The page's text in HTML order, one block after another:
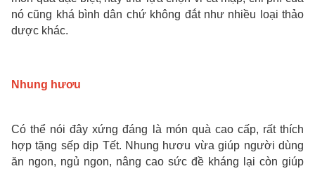
nó cũng khá bình dân chứ không đắt như nhiều loại thảo
dược khác.
Nhung hươu
Có thể nói đây xứng đáng là món quà cao cấp, rất thích
hợp tặng sếp dịp Tết. Nhung hươu vừa giúp người dùng
ăn ngon, ngủ ngon, nâng cao sức đề kháng lại còn giúp